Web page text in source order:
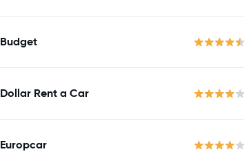
Budget
Dollar Rent a Car
Europcar